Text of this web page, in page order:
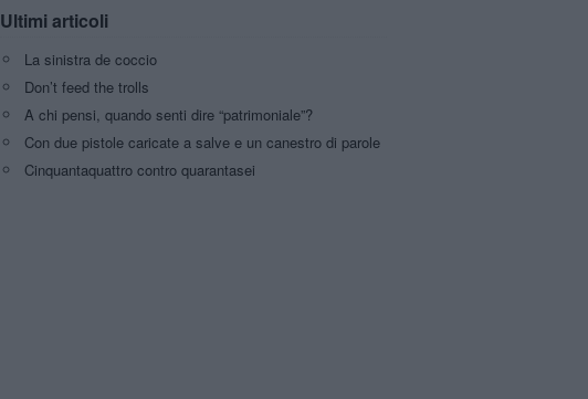
Ultimi articoli
La sinistra de coccio
Don’t feed the trolls
A chi pensi, quando senti dire “patrimoniale”?
Con due pistole caricate a salve e un canestro di parole
Cinquantaquattro contro quarantasei